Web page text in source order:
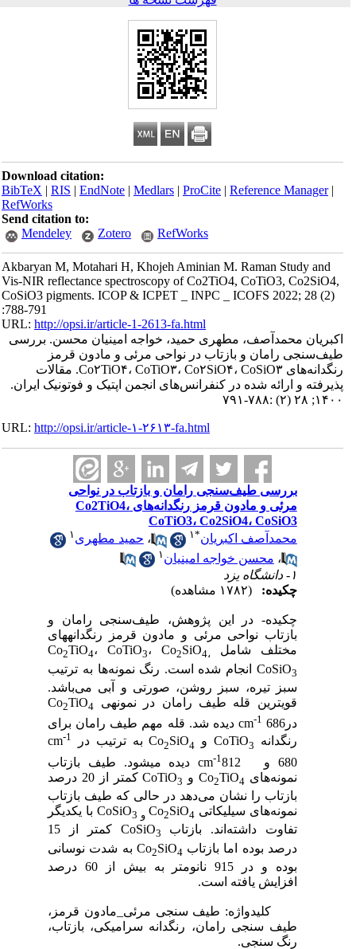
Download citation:
BibTeX|RIS|EndNote|Medlars|ProCite|Reference Manager
RefWorks
Send citation to:
Mendeley
Zotero RefWorks
Akbaryan M, Motahari H, Khojeh Aminian M. Raman Study and
Vis-NIR reflectance spectroscopy of Co2TiO4, CoTiO3, Co2SiO4,
CoSiO3 pigments. ICOP & ICPET _ INPC _ ICOFS 2022; 28 (2)
:788-791
URL:http://opsi.ir/article-1-2613-fa.html
اکبریان محمدآصف، مطهری حمید، خواجه امینیان محسن. بررسی
طیف‌سنجی رامان و بازتاب در نواحی مرئی و مادون قرمز
رنگدانه‌های Co۲TiO۴، CoTiO۳، Co۲SiO۴، CoSiO۳. مقالات
پذیرفته و ارائه شده در کنفرانس‌های انجمن اپتیک و فوتونیک ایران.
۱۴۰۰; ۲۸ (۲) :۷۸۸-۷۹۱
URL:http://opsi.ir/article-۱-۲۶۱۳-fa.html
بررسی طیف‌سنجی رامان و بازتاب در نواحی
مرئی و مادون قرمز رنگدانه‌های Co2TiO4،
CoTiO3، Co2SiO4، CoSiO3
محمدآصف اکبریان *۱ ،حمید مطهری۱
،محسن خواجه امینیان ۱
چکیده:
چکیده- در این پژوهش، طیف‌سنجی رامان و
بازتاب نواحی مرئی و مادون قرمز رنگدانه­های
مختلف شامل Co
2TiO ، CoTiO ، Co2SiO
CoSiOانجام شده است. رنگ نمونه‌ها به ترتیب
سبز تیره، سبز روشن، صورتی و آبی می‌باشد.
قوی­ترین قله طیف رامان در نمونه­ی Co
2TiO 4
درcm -1
686 دیده شد. قله مهم طیف رامان برای
رنگدانه CoTiO3 و Co 2SiO 4 به ترتیب در cm
680 و cm -1
812 دیده می­شود. طیف بازتاب
نمونه‌های Co
2TiO 4 و CoTiO3
کمتر از 20 درصد
بازتاب را نشان می‌دهد در حالی که طیف بازتاب
نمونه‌های سیلیکاتی Co
2SiO 4 و CoSiO 3
با یکدیگر
تفاوت داشته‌اند. بازتاب CoSiO3
کمتر از 15
درصد بوده اما بازتاب Co
2SiO 4
به شدت نوسانی
بوده و در 915 نانومتر به بیش از 60 درصد
افزایش یافته است.
کلیدواژه: طیف سنجی مرئی_مادون قرمز،
طیف سنجی رامان، رنگدانه سرامیکی، بازتاب،
رنگ سنجی.